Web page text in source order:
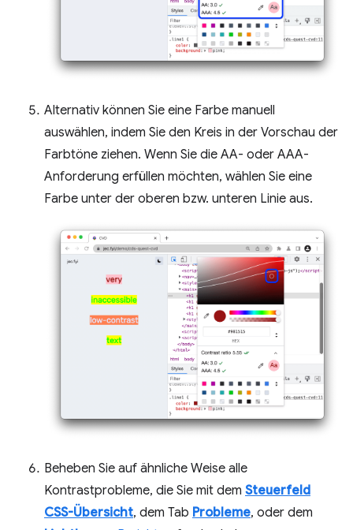
Alternativ können Sie eine Farbe manuell
auswählen, indem Sie den Kreis in der Vorschau der
Farbtöne ziehen. Wenn Sie die AA- oder AAA-
Anforderung erfüllen möchten, wählen Sie eine
Farbe unter der oberen bzw. unteren Linie aus.
Beheben Sie auf ähnliche Weise alle
Kontrastprobleme, die Sie mit dem Steuerfeld
CSS-Übersicht, dem Tab Probleme, oder dem